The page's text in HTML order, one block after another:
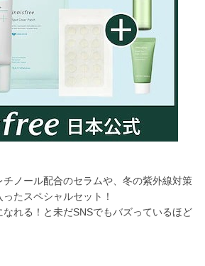
チノール配合のセラムや、冬の紫外線対策
ったスペシャルセット！
れる！と未だSNSでもバズっているほど